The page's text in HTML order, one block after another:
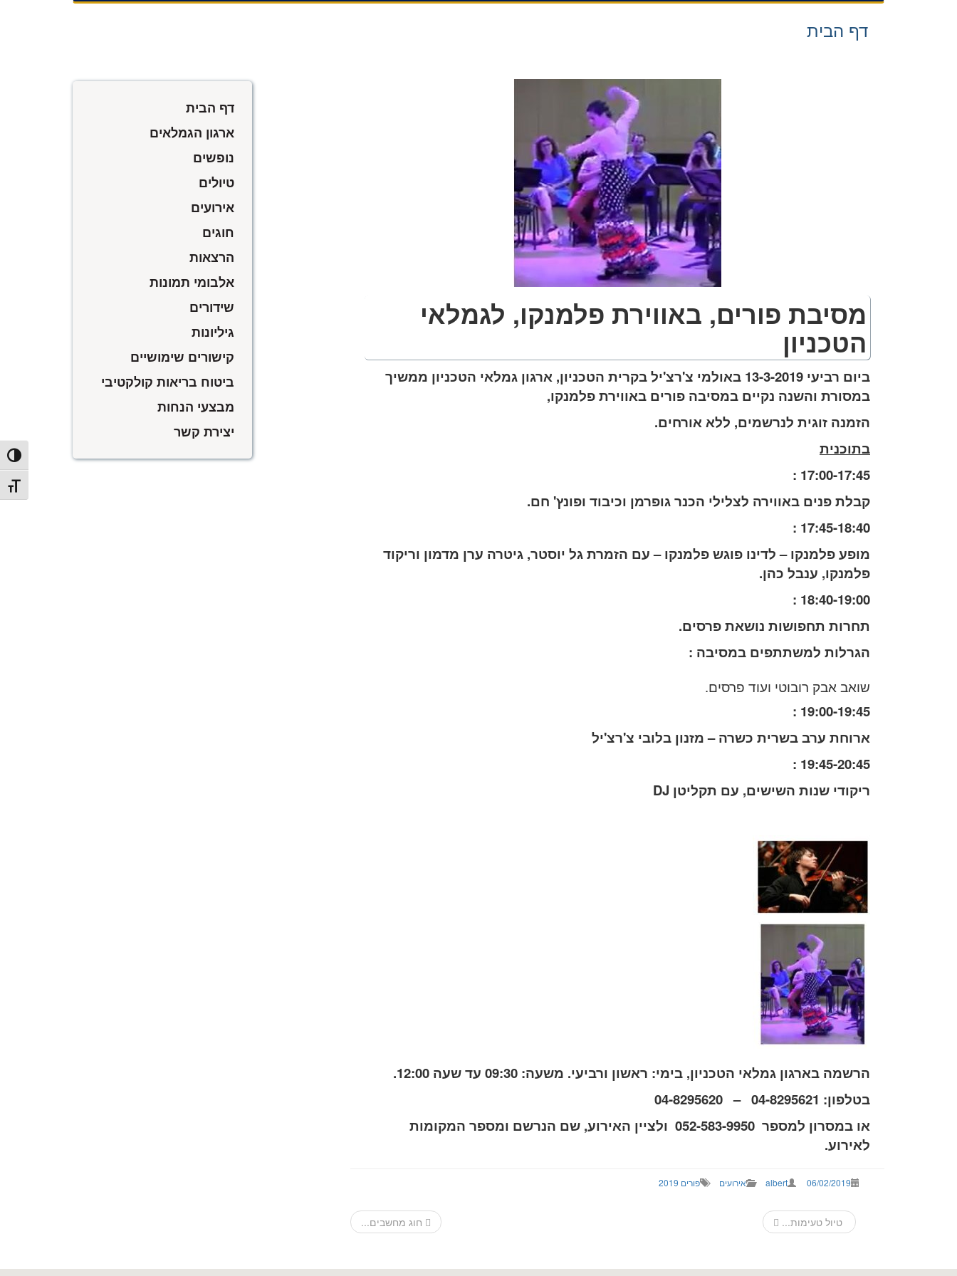
מתג
דף הבית
מסיבת פורים, באווירת פלמנקו, לגמלאי
הטכניון
ביום רביעי 13-3-2019 באולמי צ'רצ'יל בקרית הטכניון, ארגון גמלאי הטכניון ממשיך
במסורת והשנה נקיים במסיבה פורים באווירת פלמנקו,
הזמנה זוגית לנרשמים, ללא אורחים.
בתוכנית
17:00-17:45 :
קבלת פנים באווירה לצלילי הכנר גופרמן וכיבוד ופונץ' חם.
17:45-18:40 :
מופע פלמנקו – לדינו פוגש פלמנקו – עם הזמרת גל יוסטר, גיטרה ערן מדמון וריקוד
פלמנקו, ענבל כהן.
18:40-19:00 :
תחרות תחפושות נושאת פרסים.
הגרלות למשתתפים במסיבה :
שואב אבק רובוטי ועוד פרסים.
19:00-19:45 :
ארוחת ערב בשרית כשרה – מזנון בלובי צ'רצ'יל
19:45-20:45 :
ריקודי שנות השישים, עם תקליטן DJ
הרשמה בארגון גמלאי הטכניון, בימי: ראשון ורביעי. משעה: 09:30 עד שעה 12:00.
בטלפון: 04-8295621 – 04-8295620
או במסרון למספר 052-583-9950
ולציין האירוע, שם הנרשם ומספר המקומות
לאירוע.
06/02/2019
albert אירועים פורים 2019
Post חוג מחשבים... טיול טעימות...
דף הבית
ארגון הגמלאים
נופשים
טיולים
אירועים
חוגים
הרצאות
אלבומי תמונות
שידורים
גיליונות
קישורים שימושיים
ביטוח בריאות קולקטיבי
מבצעי הנחות
יצירת קשר